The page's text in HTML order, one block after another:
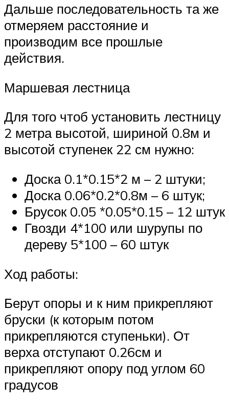
Дальше последовательность та же
отмеряем расстояние и
производим все прошлые
действия.
Маршевая лестница
Для того чтоб установить лестницу
2 метра высотой, шириной 0.8м и
высотой ступенек 22 см нужно:
Доска 0.1*0.15*2 м – 2 штуки;
Доска 0.06*0.2*0.8м – 6 штук;
Брусок 0.05 *0.05*0.15 – 12 штук
Гвозди 4*100 или шурупы по
дереву 5*100 – 60 штук
Ход работы:
Берут опоры и к ним прикрепляют
бруски (к которым потом
прикрепляются ступеньки). От
верха отступают 0.26см и
прикрепляют опору под углом 60
градусов